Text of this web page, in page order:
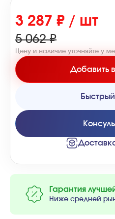
Гарантия
Ниже средней
3 287 ₽ / шт
5 062 ₽
Цену и наличие уточняйте у
Добавить